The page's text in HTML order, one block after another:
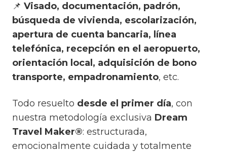
📌 Visado, documentación, padrón,
búsqueda de vivienda, escolarización,
apertura de cuenta bancaria, línea
telefónica, recepción en el aeropuerto,
orientación local, adquisición de bono
transporte, empadronamiento, etc.
Todo resuelto desde el primer día, con
nuestra metodología exclusiva Dream
Travel Maker®: estructurada,
emocionalmente cuidada y totalmente